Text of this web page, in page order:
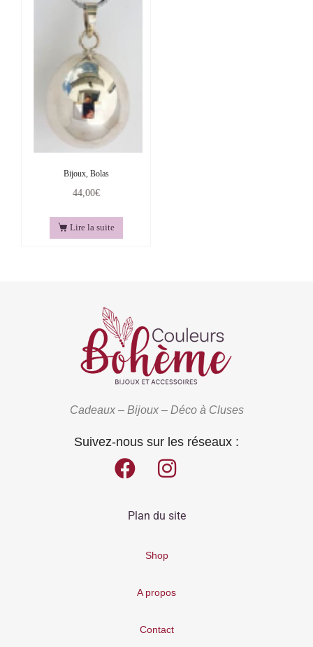
Bijoux, Bolas
44,00€
Lire la suite
Cadeaux – Bijoux – Déco à Cluses
Suivez-nous sur les réseaux :
Plan du site
Shop
A propos
Contact